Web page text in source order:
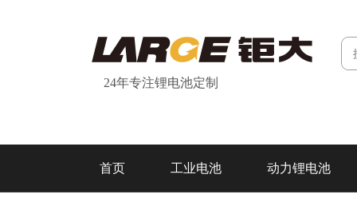
24年专注锂电池定制
首页 工业电池 动力锂电池